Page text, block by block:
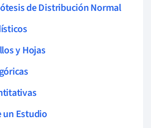
de Distribución Normal
y Hojas
un Estudio